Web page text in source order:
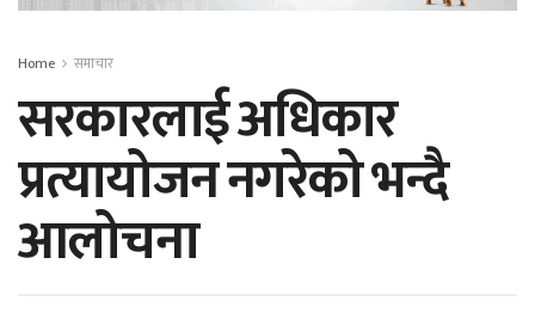
Home समाचार
सरकारलाई अधिकार
प्रत्यायोजन नगरेको भन्दै
आलोचना